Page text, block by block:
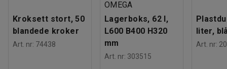
Kroksett stort, 50
blandede kroker
Art. nr: 74438
OMEGA
Lagerboks, 62 l,
L600 B400 H320
mm
Art. nr: 303515
liter,
Art. nr: